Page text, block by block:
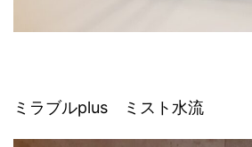
ミラブルplus ミスト水流